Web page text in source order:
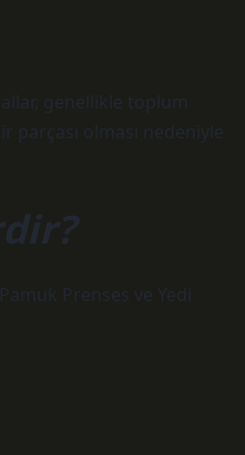
genellikle toplum
parçası olması nedeniyle
Prenses ve Yedi